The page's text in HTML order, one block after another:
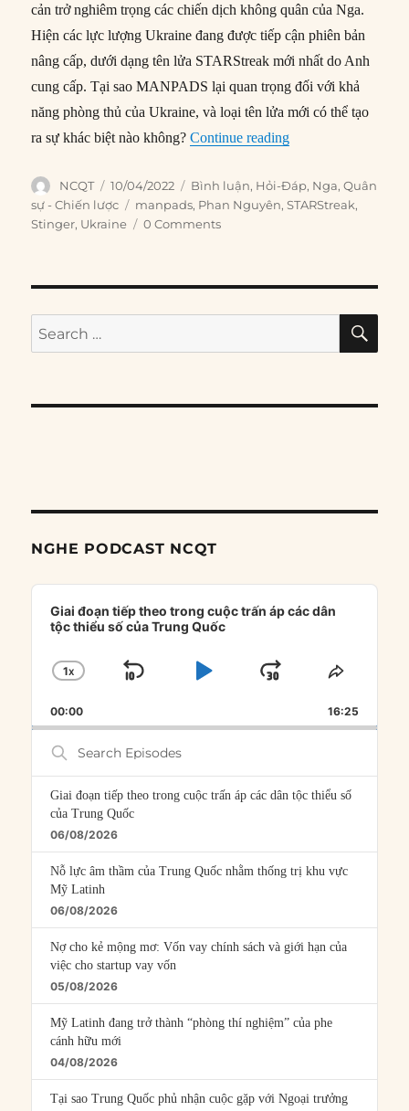
cản trở nghiêm trọng các chiến dịch không quân của Nga.
Hiện các lực lượng Ukraine đang được tiếp cận phiên bản
nâng cấp, dưới dạng tên lửa STARStreak mới nhất do Anh
cung cấp. Tại sao MANPADS lại quan trọng đối với khả
năng phòng thủ của Ukraine, và loại tên lửa mới có thể tạo
ra sự khác biệt nào không?Continue reading“Tên lửa vác vai
Author
NCQT
Posted
on
10/04/2022 Categories
Bình luận, Hỏi-Đáp, Nga,Quân
sự - Chiến lược
Tags
manpads, Phan Nguyên,STARStreak,
Stinger, Ukraine 0 Comments
Search
for:
NGHE PODCAST NCQT
Audio
Player
Giai đoạn tiếp theo trong cuộc trấn áp các dân
tộc thiểu số của Trung Quốc
CHANGE
RATE
1X
SKIP
PLAYJUMP
FORWARD
SHARE
00:00 16:25
Search
Episodes
Giai đoạn tiếp theo trong cuộc trấn áp các dân tộc thiểu số
của Trung Quốc
06/08/2026
Nỗ lực âm thầm của Trung Quốc nhằm thống trị khu vực
Mỹ Latinh
06/08/2026
Nợ cho kẻ mộng mơ: Vốn vay chính sách và giới hạn của
việc cho startup vay vốn
05/08/2026
Mỹ Latinh đang trở thành “phòng thí nghiệm” của phe
cánh hữu mới
04/08/2026
Tại sao Trung Quốc phủ nhận cuộc gặp với Ngoại trưởng